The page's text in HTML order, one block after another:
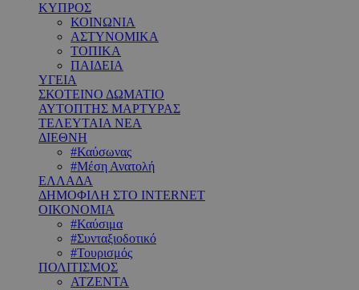
ΚΥΠΡΟΣ
ΚΟΙΝΩΝΙΑ
ΑΣΤΥΝΟΜΙΚΑ
ΤΟΠΙΚΑ
ΠΑΙΔΕΙΑ
ΥΓΕΙΑ
ΣΚΟΤΕΙΝΟ ΔΩΜΑΤΙΟ
ΑΥΤΟΠΤΗΣ ΜΑΡΤΥΡΑΣ
ΤΕΛΕΥΤΑΙΑ ΝΕΑ
ΔΙΕΘΝΗ
#Καύσωνας
#Μέση Ανατολή
ΕΛΛΑΔΑ
ΔΗΜΟΦΙΛΗ ΣΤΟ INTERNET
ΟΙΚΟΝΟΜΙΑ
#Καύσιμα
#Συνταξιοδοτικό
#Τουρισμός
ΠΟΛΙΤΙΣΜΟΣ
ΑΤΖΕΝΤΑ